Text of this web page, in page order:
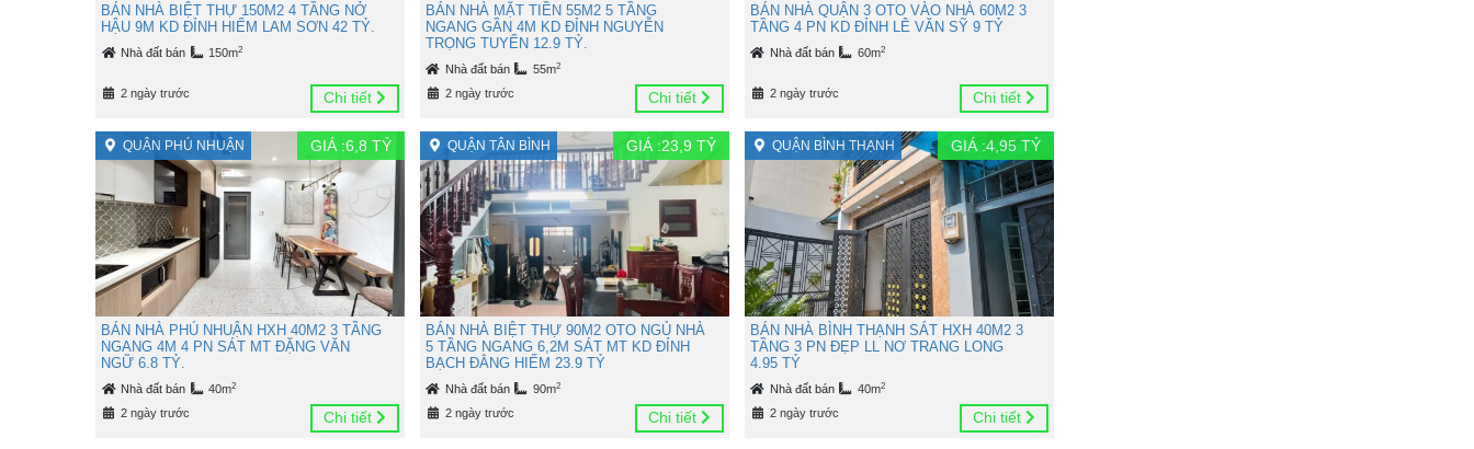
BÁN NHÀ BIỆT THỰ 150M2 4 TẦNG NỞ
HẬU 9M KD ĐỈNH HIẾM LAM SƠN 42 TỶ.
Nhà đất bán 150m2
2 ngày trước Chi tiết
BÁN NHÀ MẶT TIỀN 55M2 5 TẦNG
NGANG GẦN 4M KD ĐỈNH NGUYỄN
TRỌNG TUYỂN 12.9 TỶ.
Nhà đất bán 55m2
2 ngày trước Chi tiết
BÁN NHÀ QUẬN 3 OTO VÀO NHÀ 60M2 3
TẦNG 4 PN KD ĐỈNH LÊ VĂN SỸ 9 TỶ
Nhà đất bán 60m2
2 ngày trước Chi tiết
QUẬN PHÚ NHUẬN GIÁ :6,8 TỶ
BÁN NHÀ PHÚ NHUẬN HXH 40M2 3 TẦNG
NGANG 4M 4 PN SÁT MT ĐẶNG VĂN
NGỮ 6.8 TỶ.
Nhà đất bán 40m2
2 ngày trước Chi tiết
QUẬN TÂN BÌNH GIÁ :23,9 TỶ
BÁN NHÀ BIỆT THỰ 90M2 OTO NGỦ NHÀ
5 TẦNG NGANG 6,2M SÁT MT KD ĐỈNH
BẠCH ĐẰNG HIẾM 23.9 TỶ
Nhà đất bán 90m2
2 ngày trước Chi tiết
QUẬN BÌNH THẠNH GIÁ :4,95TỶ
BÁN NHÀ BÌNH THẠNH SÁT HXH 40M2 3
TẦNG 3 PN ĐẸP LL NƠ TRANG LONG
4.95 TỶ
Nhà đất bán 40m2
2 ngày trước Chi tiết